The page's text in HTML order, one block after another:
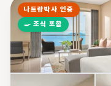
나트랑박사 인증
🍳 조식 포함